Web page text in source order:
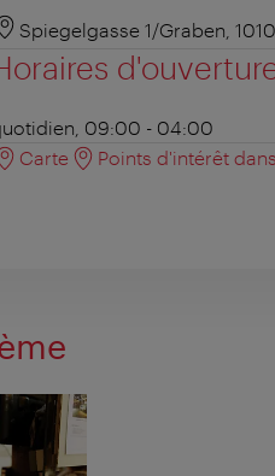
Spiegelgasse 1/Graben,
09:00 - 04:00
Carte
Points d'intérêt